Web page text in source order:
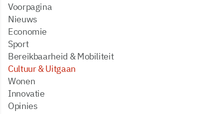
Voorpagina
Nieuws
Economie
Sport
Bereikbaarheid & Mobiliteit
Cultuur & Uitgaan
Wonen
Innovatie
Opinies